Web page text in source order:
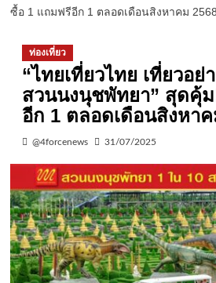
ซื้อ 1 แถมฟรีอีก 1 ตลอดเดือนสิงหาคม 2568
ท่องเที่ยว
“ไทยเที่ยวไทย เที่ยวอ
สวนนงนุชพัทยา” สุดคุ้
อีก 1 ตลอดเดือนสิงหาค
@4forcenews 31/07/2025